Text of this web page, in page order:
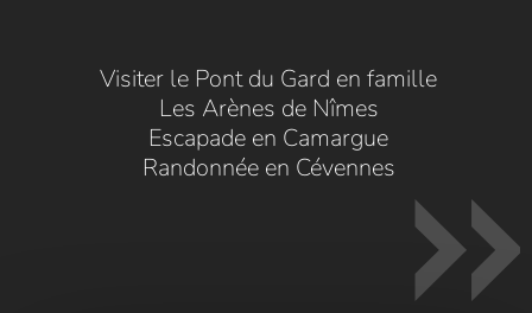
Visiter le Pont du Gard en famille
Les Arènes de Nîmes
Escapade en Camargue
Randonnée en Cévennes